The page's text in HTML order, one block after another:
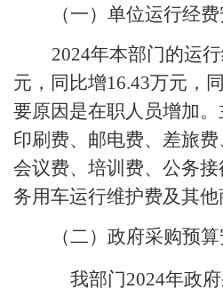
（一）单位运行经
2024年本部门的运
元，同比增16.43万元，
要原因是在职人员增加。
印刷费、邮电费、差旅费
会议费、培训费、公务接
务用车运行维护费及其他
（二） 政府采购预
我部门2024年政